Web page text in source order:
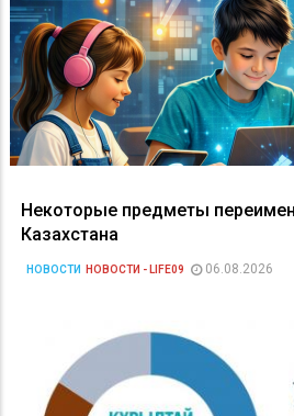
Некоторые предметы
Казахстана
НОВОСТИ НОВОСТИ - LIFE09 06.08.2026